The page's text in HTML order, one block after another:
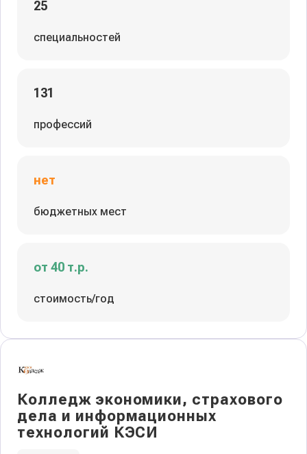
25
специальностей
131
профессий
нет
бюджетных мест
от 40 т.р.
стоимость/год
Колледж экономики, страхового
дела и информационных
технологий КЭСИ